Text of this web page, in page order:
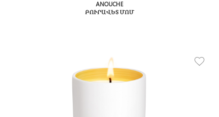
ANOUCHE
ԲՈՒՐԱՎԵՏ ՄՈՄ